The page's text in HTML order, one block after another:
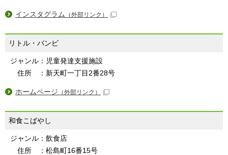
インスタグラム （外部リンク）
リトル・バンビ
ジャンル：児童発達支援施設
住所 ：新天町一丁目2番28号
ホームページ （外部リンク）
和食こばやし
ジャンル：飲食店
住所 ：松島町16番15号